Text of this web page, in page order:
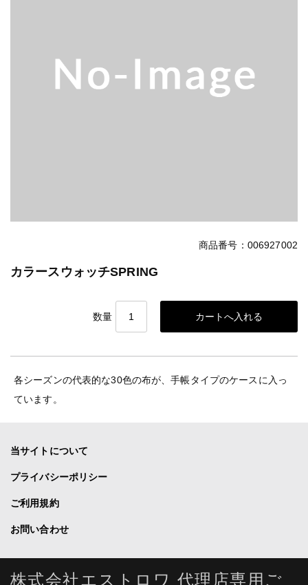
商品番号：006927002
カラースウォッチSPRING
数量
各シーズンの代表的な30色の布が、手帳タイプのケースに入っ
ています。
当サイトについて
プライバシーポリシー
ご利用規約
お問い合わせ
株式会社エストロワ 代理店専用ご